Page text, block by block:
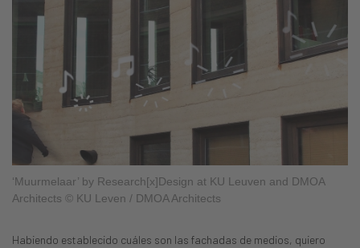
‘Muurmelaar’ by Research[x]Design at KU Leuven and DMOA
Architects © KU Leven / DMOA Architects
Habiendo establecido cuáles son las fachadas de medios, quiero